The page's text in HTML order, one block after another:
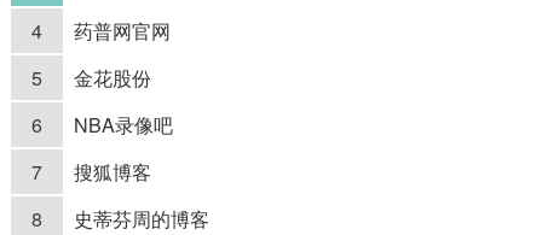
4
药普网官网
5
金花股份
6
NBA录像吧
7
搜狐博客
8
史蒂芬周的博客